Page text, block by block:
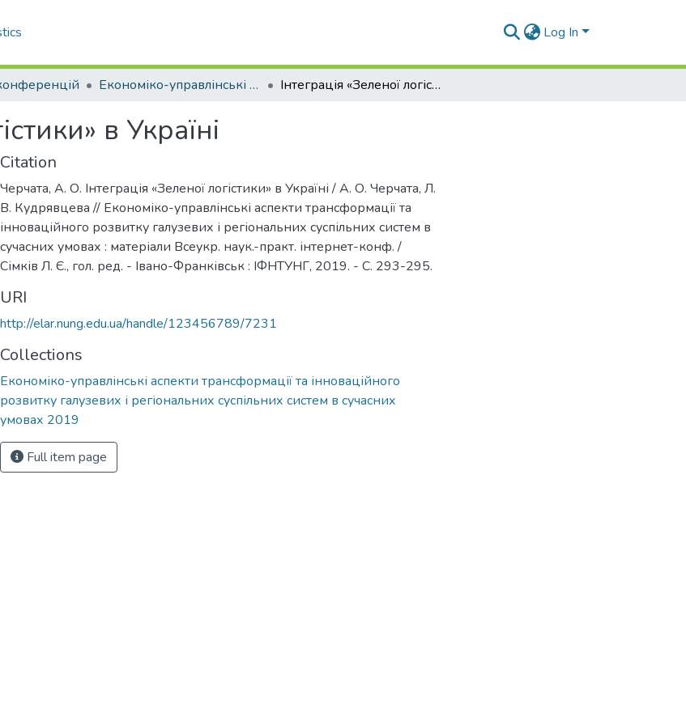
Log In
Економіко-управлінські аспекти трансформації та інноваційного розвитку галузевих і регіональних суспільних систем в сучасних умовах 2019 Інтеграція «Зеленої логістики» в Україні
в Україні
Citation
Черчата, А. О. Інтеграція «Зеленої логістики» в Україні / А. О. Черчата, Л.
В. Кудрявцева // Економіко-управлінські аспекти трансформації та
інноваційного розвитку галузевих і регіональних суспільних систем в
сучасних умовах : матеріали Всеукр. наук.-практ. інтернет-конф. /
Сімків Л. Є., гол. ред. - Івано-Франківськ : ІФНТУНГ, 2019. - С. 293-295.
URI
http://elar.nung.edu.ua/handle/123456789/7231
Collections
Економіко-управлінські аспекти трансформації та інноваційного
розвитку галузевих і регіональних суспільних систем в сучасних
умовах 2019
Full item page